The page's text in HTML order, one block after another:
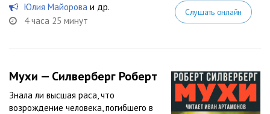
Юлия Майорова и др.
4 часа 25 минут
Слушать онлайн
Мухи — Силверберг Роберт
Знала ли высшая раса, что
возрождение человека, погибшего в